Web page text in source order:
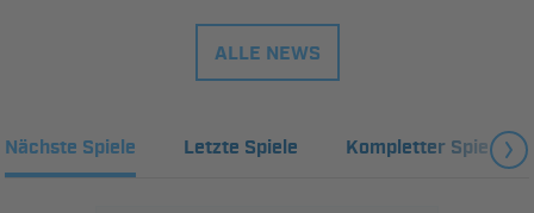
ALLE NEWS
Nächste Spiele Letzte Spiele Kompletter Spielplan